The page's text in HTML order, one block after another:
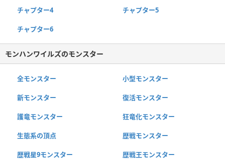
チャプター4 チャプター5
チャプター6
モンハンワイルズのモンスター
全モンスター 小型モンスター
新モンスター 復活モンスター
護竜モンスター 狂竜化モンスター
生態系の頂点 歴戦モンスター
歴戦星9モンスター 歴戦王モンスター